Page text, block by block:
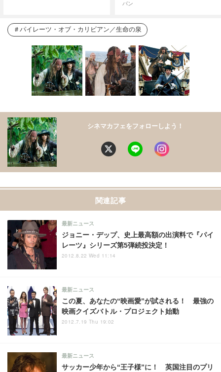
パン
パイレーツ・オブ・カリビアン／生命の泉
シネマカフェをフォローしよう！
関連記事
ジョニー・デップ、史上最高額の出演料で『パイ
レーツ』シリーズ第5弾続投決定！
最新ニュース
2012.8.22 Wed 11:14
この夏、あなたの“映画愛”が試される！ 最強の
映画クイズバトル・プロジェクト始動
最新ニュース
2012.7.19 Thu 19:02
サッカー少年から“王子様”に！ 英国注目のプリ
最新ニュース